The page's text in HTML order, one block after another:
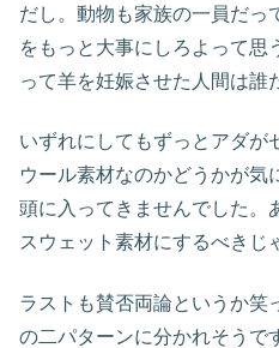
だし。動物も家族の一員だっ
をもっと大事にしろよって思
って羊を妊娠させた人間は誰
いずれにしてもずっとアダが
ウール素材なのかどうかが気
頭に入ってきませんでした。
スウェット素材にするべきじ
ラストも賛否両論というか笑
の二パターンに分かれそうで